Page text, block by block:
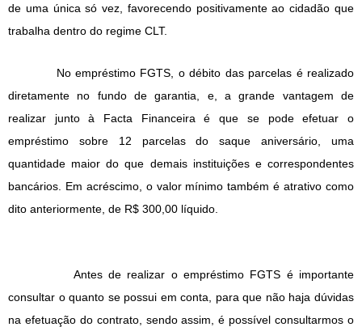
de uma única só vez, favorecendo positivamente ao cidadão que
trabalha dentro do regime CLT.
No empréstimo FGTS, o débito das parcelas é realizado
diretamente no fundo de garantia, e, a grande vantagem de
realizar junto à Facta Financeira é que se pode efetuar o
empréstimo sobre 12 parcelas do saque aniversário, uma
quantidade maior do que demais instituições e correspondentes
bancários. Em acréscimo, o valor mínimo também é atrativo como
dito anteriormente, de R$ 300,00 líquido.
Antes de realizar o empréstimo FGTS é importante
consultar o quanto se possui em conta, para que não haja dúvidas
na efetuação do contrato, sendo assim, é possível consultarmos o